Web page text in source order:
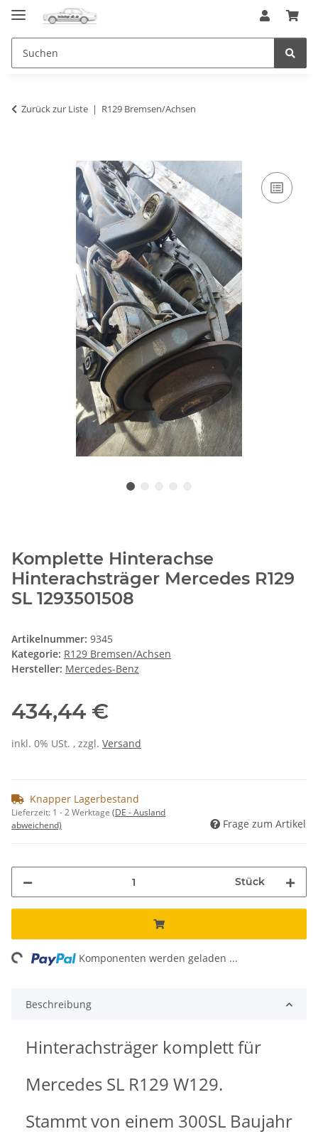
Zurück zur Liste R129 Bremsen/Achsen
Komplette Hinterachse
Hinterachsträger Mercedes R129
SL 1293501508
Artikelnummer: 9345
Kategorie: R129 Bremsen/Achsen
Hersteller: Mercedes-Benz
434,44 €
inkl. 0% USt. , zzgl. Versand
Knapper Lagerbestand
Lieferzeit: 1 - 2 Werktage (DE - Ausland
abweichend)
Frage zum Artikel
Stück
Komponenten werden geladen ...
Beschreibung
Hinterachsträger komplett für
Mercedes SL R129 W129.
Stammt von einem 300SL Baujahr